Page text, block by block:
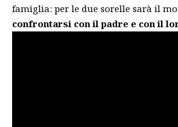
famiglia: per le due sorelle sarà il
confrontarsi con il padre e con il